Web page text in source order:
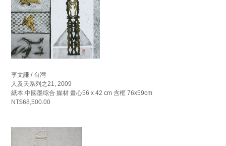
李文謙 / 台灣
人及天系列之21, 2009
紙本.中國墨综合 媒材 畫心56 x 42 cm 含框 76x59cm
NT$68,500.00